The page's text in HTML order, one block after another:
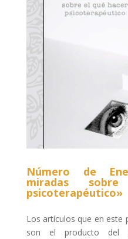
Número de
miradas
psicoterapéutico»
Los artículos que en este
son el producto del